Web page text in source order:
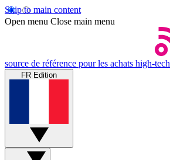
Skip to main content
Open menu Close main menu
source de référence pour les achats high-tech
FR Edition